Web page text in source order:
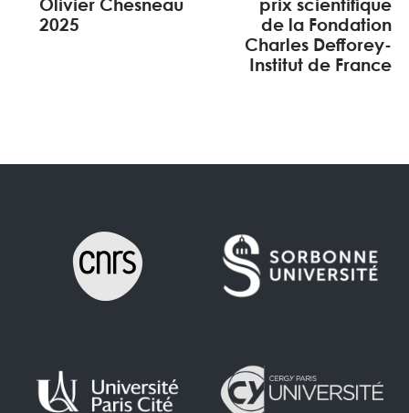
Olivier Chesneau
2025
prix scientifique
de la Fondation
Charles Defforey-
Institut de France